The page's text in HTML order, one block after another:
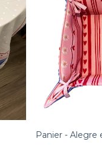
Panier - Alegre